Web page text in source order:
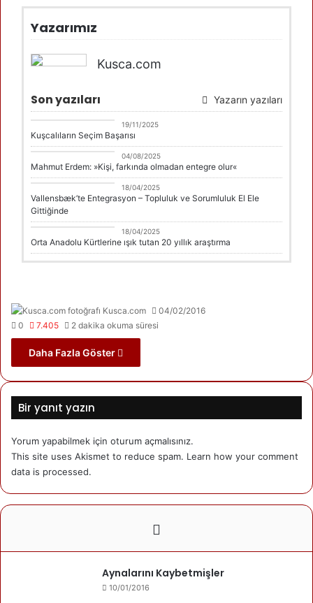
Yazarımız
Kusca.com
Son yazıları Yazarın yazıları
19/11/2025
Kuşcalıların Seçim Başarısı
DANİMARKA
04/08/2025
Mahmut Erdem: »Kişi, farkında olmadan entegre olur«
DANİMARKA
18/04/2025
Vallensbæk’te Entegrasyon – Topluluk ve Sorumluluk El Ele
Gittiğinde
Erdal Çolak
18/04/2025
Orta Anadolu Kürtlerine ışık tutan 20 yıllık araştırma
Kusca.com
04/02/2016
0
7.405 2 dakika okuma süresi
Daha Fazla Göster
Bir yanıt yazın
Yorum yapabilmek için oturum açmalısınız.
This site uses Akismet to reduce spam. Learn how your comment
data is processed.
Aynalarını Kaybetmişler
10/01/2016